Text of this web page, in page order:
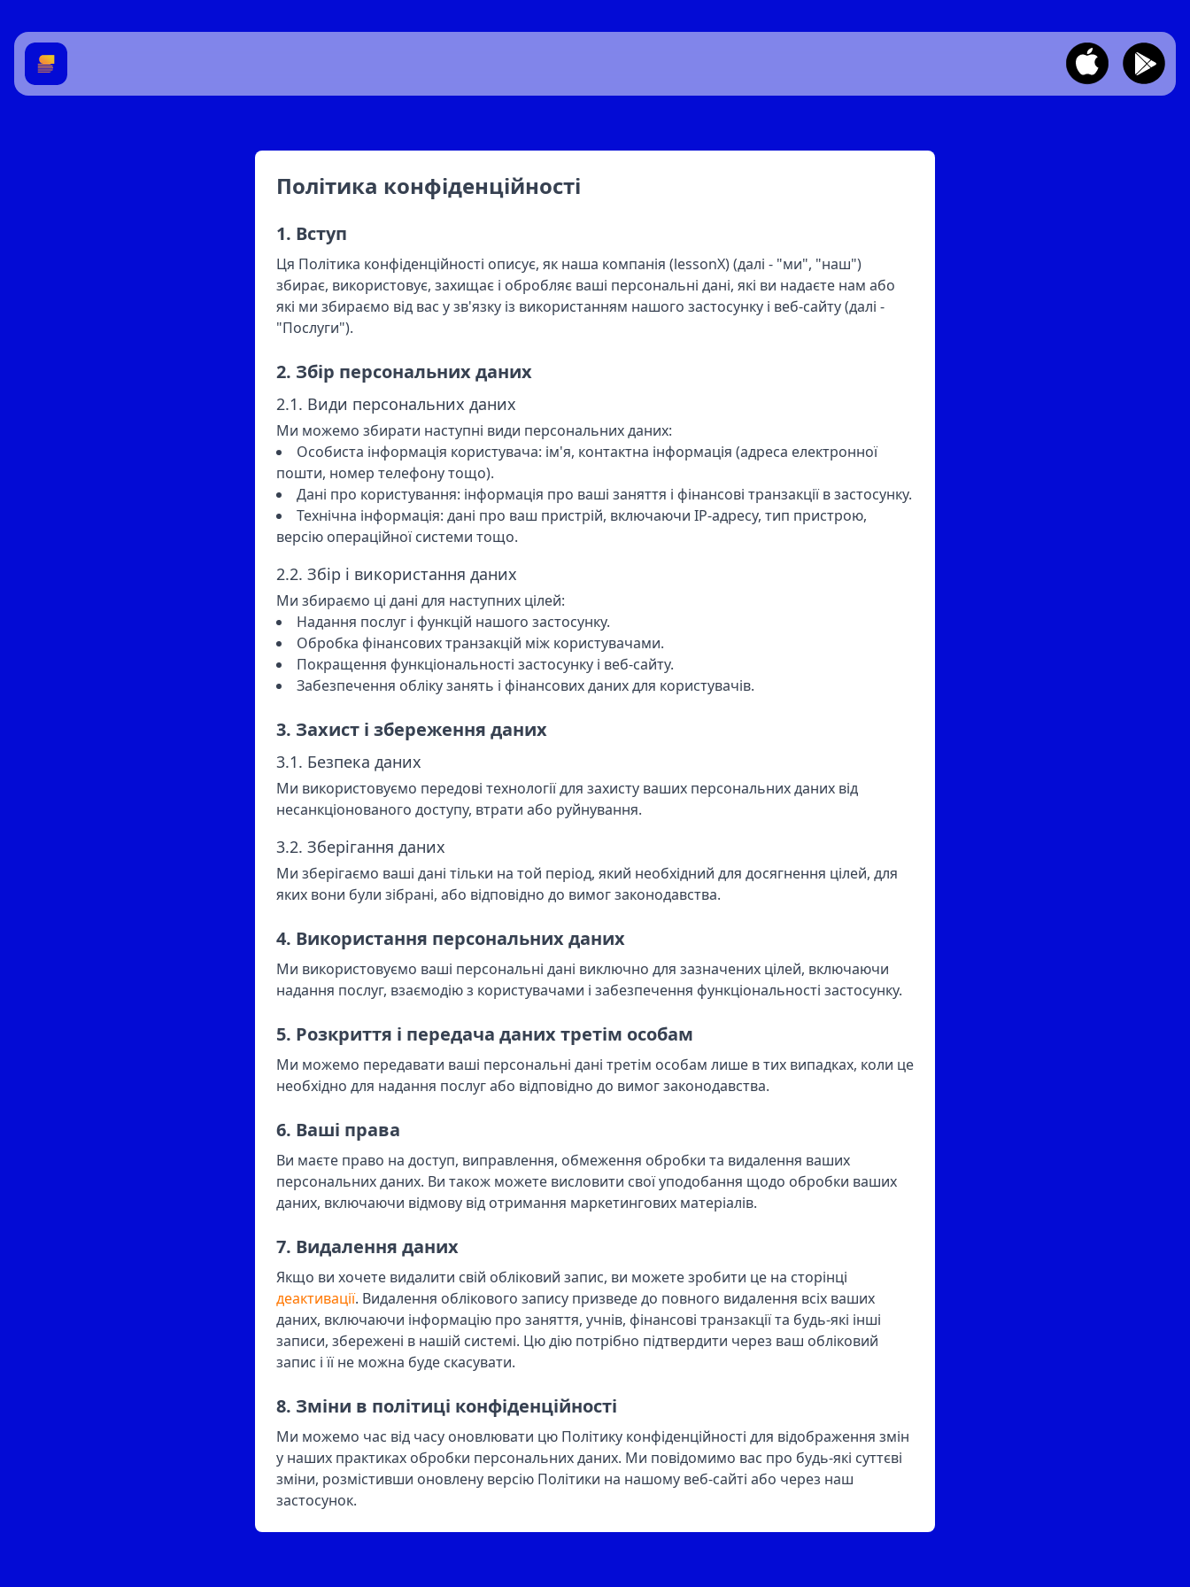
Політика конфіденційності
1. Вступ
Ця Політика конфіденційності описує, як наша компанія (lessonX) (далі - "ми", "наш")
збирає, використовує, захищає і обробляє ваші персональні дані, які ви надаєте нам або
які ми збираємо від вас у зв'язку із використанням нашого застосунку і веб-сайту (далі -
"Послуги").
2. Збір персональних даних
2.1. Види персональних даних
Ми можемо збирати наступні види персональних даних:
Особиста інформація користувача: ім'я, контактна інформація (адреса електронної
пошти, номер телефону тощо).
Дані про користування: інформація про ваші заняття і фінансові транзакції в застосунку.
Технічна інформація: дані про ваш пристрій, включаючи IP-адресу, тип пристрою,
версію операційної системи тощо.
2.2. Збір і використання даних
Ми збираємо ці дані для наступних цілей:
Надання послуг і функцій нашого застосунку.
Обробка фінансових транзакцій між користувачами.
Покращення функціональності застосунку і веб-сайту.
Забезпечення обліку занять і фінансових даних для користувачів.
3. Захист і збереження даних
3.1. Безпека даних
Ми використовуємо передові технології для захисту ваших персональних даних від
несанкціонованого доступу, втрати або руйнування.
3.2. Зберігання даних
Ми зберігаємо ваші дані тільки на той період, який необхідний для досягнення цілей, для
яких вони були зібрані, або відповідно до вимог законодавства.
4. Використання персональних даних
Ми використовуємо ваші персональні дані виключно для зазначених цілей, включаючи
надання послуг, взаємодію з користувачами і забезпечення функціональності застосунку.
5. Розкриття і передача даних третім особам
Ми можемо передавати ваші персональні дані третім особам лише в тих випадках, коли це
необхідно для надання послуг або відповідно до вимог законодавства.
6. Ваші права
Ви маєте право на доступ, виправлення, обмеження обробки та видалення ваших
персональних даних. Ви також можете висловити свої уподобання щодо обробки ваших
даних, включаючи відмову від отримання маркетингових матеріалів.
7. Видалення даних
Якщо ви хочете видалити свій обліковий запис, ви можете зробити це на сторінці
деактивації. Видалення облікового запису призведе до повного видалення всіх ваших
даних, включаючи інформацію про заняття, учнів, фінансові транзакції та будь-які інші
записи, збережені в нашій системі. Цю дію потрібно підтвердити через ваш обліковий
запис і її не можна буде скасувати.
8. Зміни в політиці конфіденційності
Ми можемо час від часу оновлювати цю Політику конфіденційності для відображення змін
у наших практиках обробки персональних даних. Ми повідомимо вас про будь-які суттєві
зміни, розмістивши оновлену версію Політики на нашому веб-сайті або через наш
застосунок.